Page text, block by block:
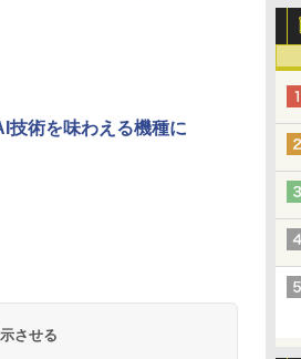
技術を味わえる機種に
させる